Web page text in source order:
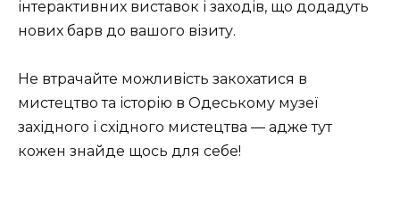
інтерактивних виставок і заходів, що додадуть
нових барв до вашого візиту.
Не втрачайте можливість закохатися в
мистецтво та історію в Одеському музеї
західного і східного мистецтва — адже тут
кожен знайде щось для себе!